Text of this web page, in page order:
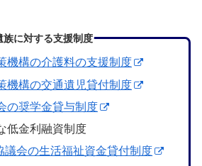
に対する支援制度
機構の介護料の支援制度
機構の交通遺児貸付制度
の奨学金貸与制度
低金利融資制度
議会の生活福祉資金貸付制度